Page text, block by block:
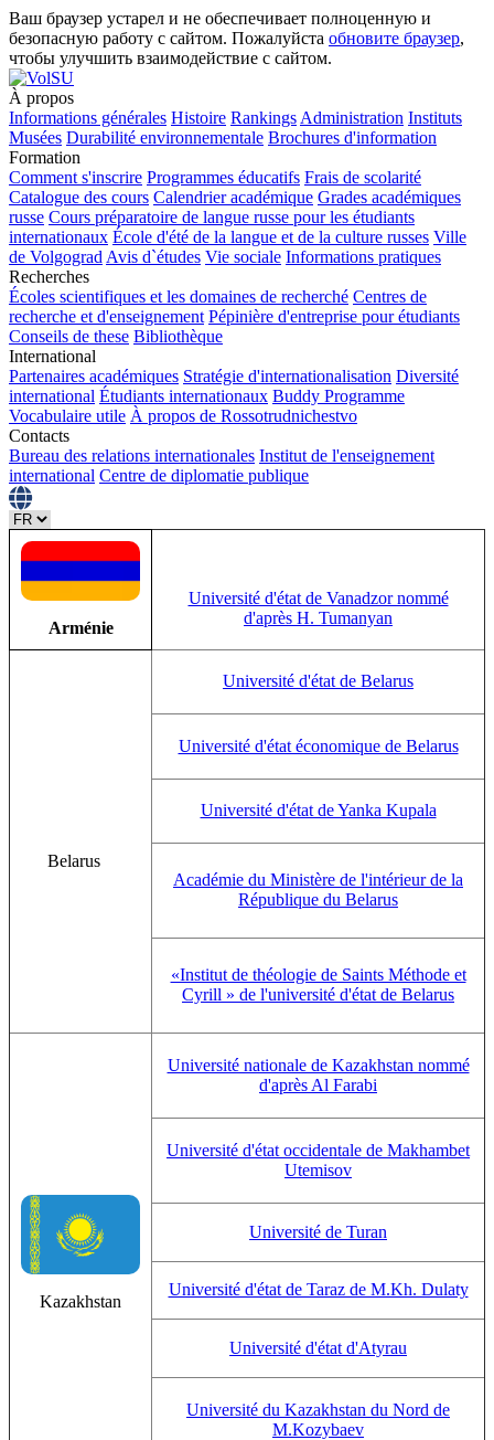
Ваш браузер устарел и не обеспечивает полноценную и
безопасную работу с сайтом. Пожалуйста обновите браузер,
чтобы улучшить взаимодействие с сайтом.
À propos
Informations générales Histoire Rankings Administration Instituts
Musées Durabilité environnementale Brochures d'information
Formation
Comment s'inscrire Programmes éducatifs Frais de scolarité
Catalogue des cours Calendrier académique Grades académiques
russe Cours préparatoire de langue russe pour les étudiants
internationaux École d'été de la langue et de la culture russes Ville
de Volgograd Avis d`études Vie sociale Informations pratiques
Recherches
Écoles scientifiques et les domaines de recherché Centres de
recherche et d'enseignement Pépinière d'entreprise pour étudiants
Conseils de these Bibliothèque
International
Partenaires académiques Stratégie d'internationalisation Diversité
international Étudiants internationaux Buddy Programme
Vocabulaire utile À propos de Rossotrudnichestvo
Contacts
Bureau des relations internationales Institut de l'enseignement
international Centre de diplomatie publique
Arménie
Université d'état de Vanadzor nommé
d'après H. Tumanyan
Belarus
Université d'état de Belarus
Université d'état économique de Belarus
Université d'état de Yanka Kupala
Académie du Ministère de l'intérieur de la
République du Belarus
«Institut de théologie de Saints Méthode et
Cyrill » de l'université d'état de Belarus
Kazakhstan
Université nationale de Kazakhstan nommé
d'après Al Farabi
Université d'état occidentale de Makhambet
Utemisov
Université de Turan
Université d'état de Taraz de M.Kh. Dulaty
Université d'état d'Atyrau
Université du Kazakhstan du Nord de
M.Kozybaev